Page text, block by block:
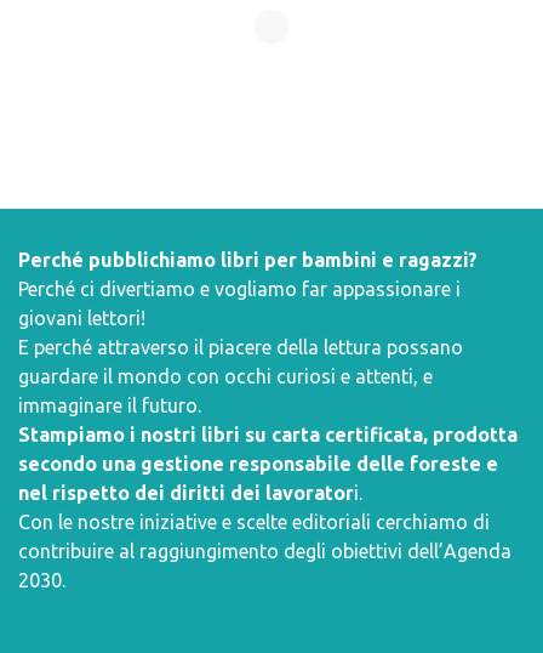
Perché pubblichiamo libri per bambini e ragazzi?
Perché ci divertiamo e vogliamo far appassionare i
giovani lettori!
E perché attraverso il piacere della lettura possano
guardare il mondo con occhi curiosi e attenti, e
immaginare il futuro.
Stampiamo i nostri libri su carta certificata, prodotta
secondo una gestione responsabile delle foreste e
nel rispetto dei diritti dei lavoratori.
Con le nostre iniziative e scelte editoriali cerchiamo di
contribuire al raggiungimento degli obiettivi dell’Agenda
2030.